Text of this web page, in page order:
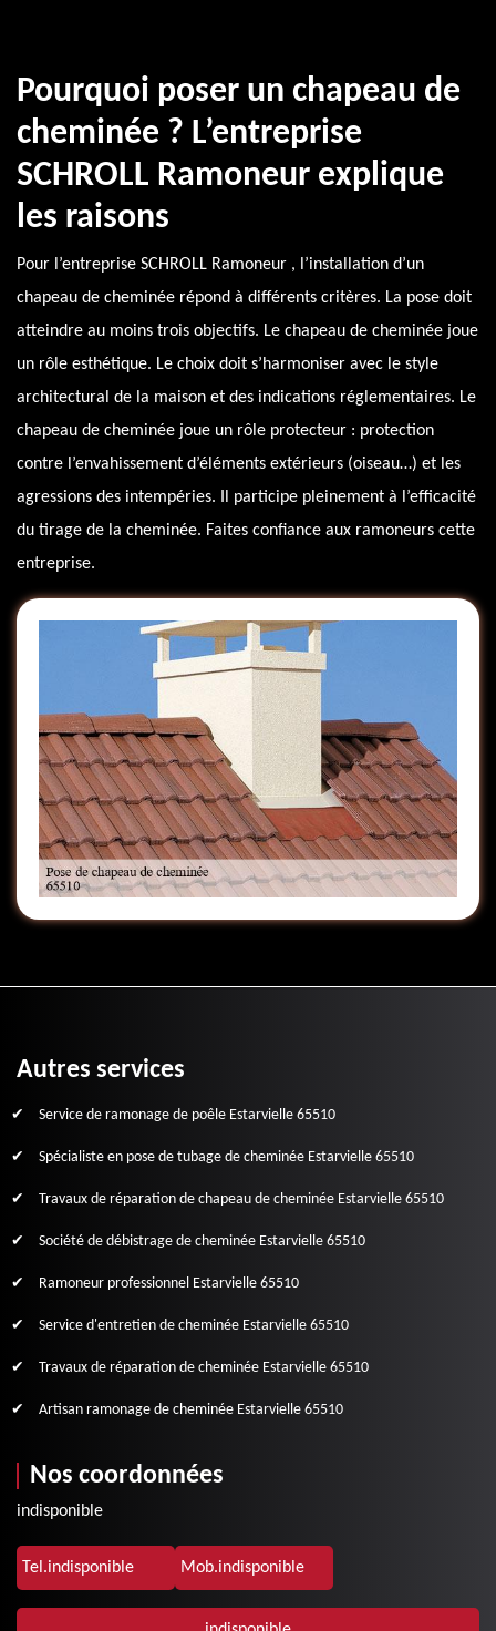
Pourquoi poser un chapeau de
cheminée ? L’entreprise
SCHROLL Ramoneur explique
les raisons
Pour l’entreprise SCHROLL Ramoneur , l’installation d’un
chapeau de cheminée répond à différents critères. La pose doit
atteindre au moins trois objectifs. Le chapeau de cheminée joue
un rôle esthétique. Le choix doit s’harmoniser avec le style
architectural de la maison et des indications réglementaires. Le
chapeau de cheminée joue un rôle protecteur : protection
contre l’envahissement d’éléments extérieurs (oiseau…) et les
agressions des intempéries. Il participe pleinement à l’efficacité
du tirage de la cheminée. Faites confiance aux ramoneurs cette
entreprise.
Autres services
Service de ramonage de poêle Estarvielle 65510
Spécialiste en pose de tubage de cheminée Estarvielle 65510
Travaux de réparation de chapeau de cheminée Estarvielle 65510
Société de débistrage de cheminée Estarvielle 65510
Ramoneur professionnel Estarvielle 65510
Service d'entretien de cheminée Estarvielle 65510
Travaux de réparation de cheminée Estarvielle 65510
Artisan ramonage de cheminée Estarvielle 65510
Nos coordonnées
indisponible
Tel.indisponible Mob.indisponible